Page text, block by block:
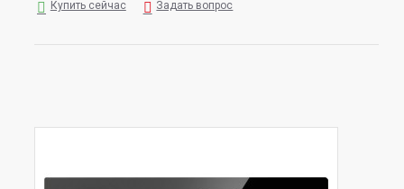
Купить сейчас Задать вопрос